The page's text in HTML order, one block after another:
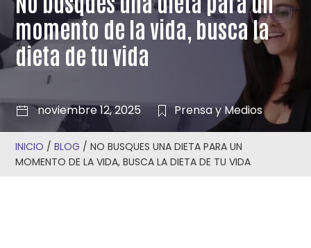
momento de la vida, busca la
dieta de tu vida
noviembre 12, 2025 Prensa y Medios
INICIO /BLOG /NO BUSQUES UNA DIETA PARA UN
MOMENTO DE LA VIDA, BUSCA LA DIETA DE TU VIDA